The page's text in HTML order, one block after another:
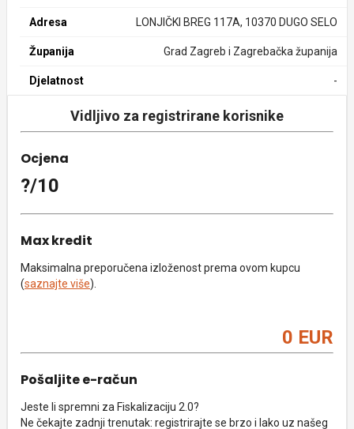
Adresa LONJIČKI BREG 117A, 10370 DUGO SELO
Županija Grad Zagreb i Zagrebačka županija
Djelatnost -
Vidljivo za registrirane korisnike
Ocjena
?/10
Max kredit
Maksimalna preporučena izloženost prema ovom kupcu
(saznajte više).
0 EUR
Pošaljite e-račun
Jeste li spremni za Fiskalizaciju 2.0?
Ne čekajte zadnji trenutak: registrirajte se brzo i lako uz našeg